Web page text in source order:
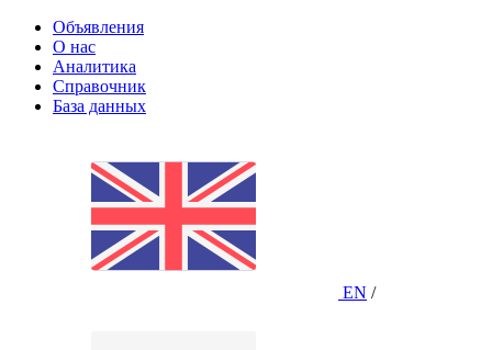
Объявления
О нас
Аналитика
Справочник
База данных
EN /